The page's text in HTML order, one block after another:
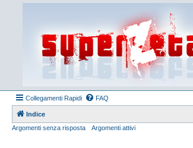
Collegamenti Rapidi FAQ
Indice
Argomenti senza risposta
Argomenti attivi